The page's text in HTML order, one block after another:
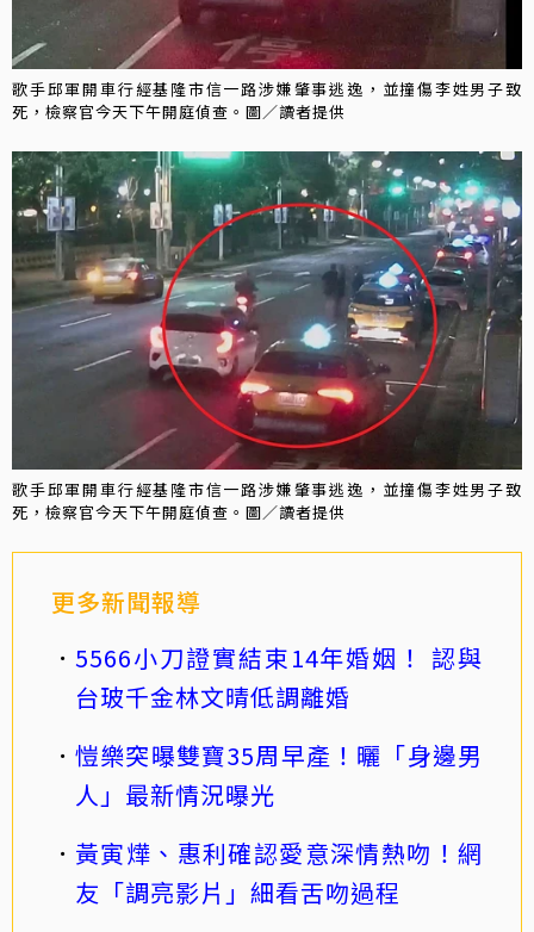
歌手邱軍開車行經基隆市信一路涉嫌肇事逃逸，並撞傷李姓男子致
死，檢察官今天下午開庭偵查。圖／讀者提供
歌手邱軍開車行經基隆市信一路涉嫌肇事逃逸，並撞傷李姓男子致
死，檢察官今天下午開庭偵查。圖／讀者提供
更多新聞報導
5566小刀證實結束14年婚姻！ 認與
台玻千金林文晴低調離婚
愷樂突曝雙寶35周早產！曬「身邊男
人」最新情況曝光
黃寅燁、惠利確認愛意深情熱吻！網
友「調亮影片」細看舌吻過程